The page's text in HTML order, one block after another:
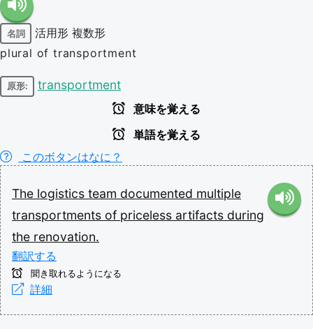
名詞 活用形 複数形
plural of transportment
原形: transportment
意味を覚える
単語を覚える
このボタンはなに？
The logistics team documented multiple
transportments of priceless artifacts during
the renovation.
翻訳する
聞き取れるようになる
詳細